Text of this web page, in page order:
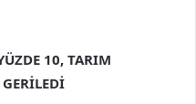
10, TARIM